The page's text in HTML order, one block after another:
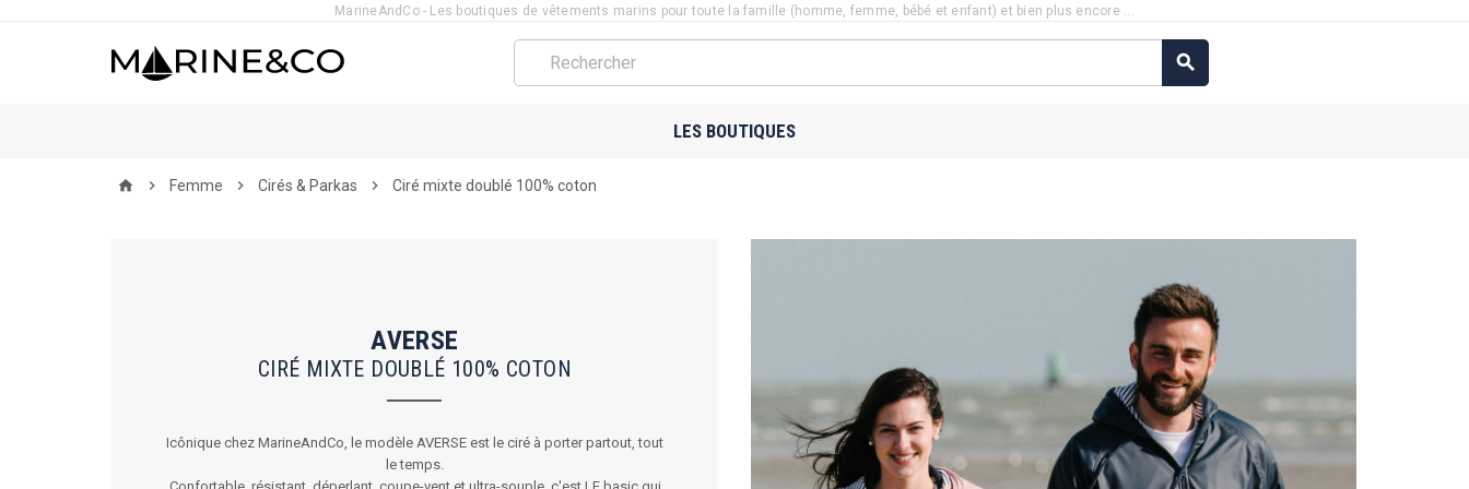
MarineAndCo - Les boutiques de vêtements marins pour toute la famille (homme, femme, bébé et enfant) et bien plus encore ...

LES BOUTIQUES
home  Femme  Cirés & Parkas  Ciré mixte doublé 100% coton
AVERSE
CIRÉ MIXTE DOUBLÉ 100% COTON
Icônique chez MarineAndCo, le modèle AVERSE est le ciré à porter partout, tout
le temps.